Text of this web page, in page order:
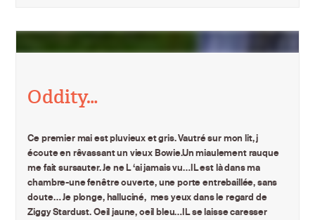
Oddity…
Ce premier mai est pluvieux et gris. Vautré sur mon lit, j
écoute en rêvassant un vieux Bowie.Un miaulement rauque
me fait sursauter. Je ne L ‘ai jamais vu…IL est là dans ma
chambre-une fenêtre ouverte, une porte entrebaillée, sans
doute… Je plonge, halluciné, mes yeux dans le regard de
Ziggy Stardust. Oeil jaune, oeil bleu…IL se laisse caresser